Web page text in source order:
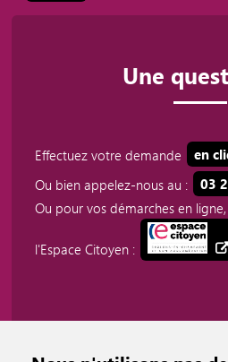
Une
Effectuez votre demande
en
Ou bien appelez-nous au :
03
Ou pour vos démarches en
l'Espace Citoyen :